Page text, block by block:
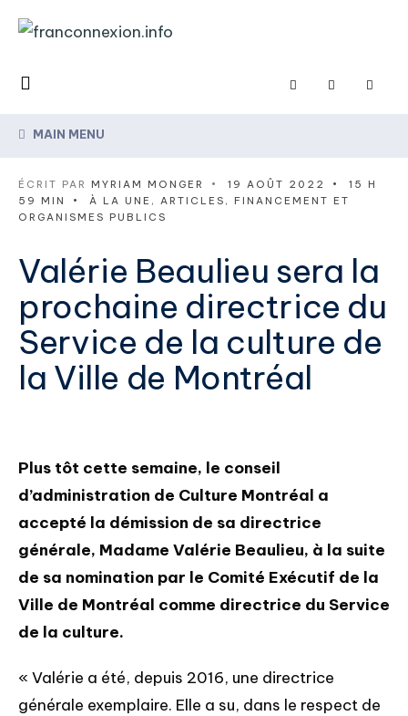
MAIN MENU
ÉCRIT PAR MYRIAM MONGER • 19 AOÛT 2022 •
15 H
59 MIN
• À LA UNE , ARTICLES , FINANCEMENT ET
ORGANISMES PUBLICS
Valérie Beaulieu sera la
prochaine directrice du
Service de la culture de
la Ville de Montréal
Plus tôt cette semaine, le conseil
d’administration de Culture Montréal a
accepté la démission de sa directrice
générale, Madame Valérie Beaulieu, à la suite
de sa nomination par le Comité Exécutif de la
Ville de Montréal comme directrice du Service
de la culture.
« Valérie a été, depuis 2016, une directrice
générale exemplaire. Elle a su, dans le respect de